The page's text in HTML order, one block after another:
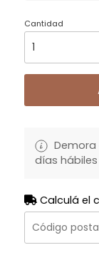
Cantidad
días hábiles
Calculá el